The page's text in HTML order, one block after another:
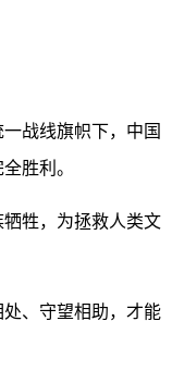
战线旗帜下，中国
胜利。
牲，为拯救人类文
、守望相助，才能